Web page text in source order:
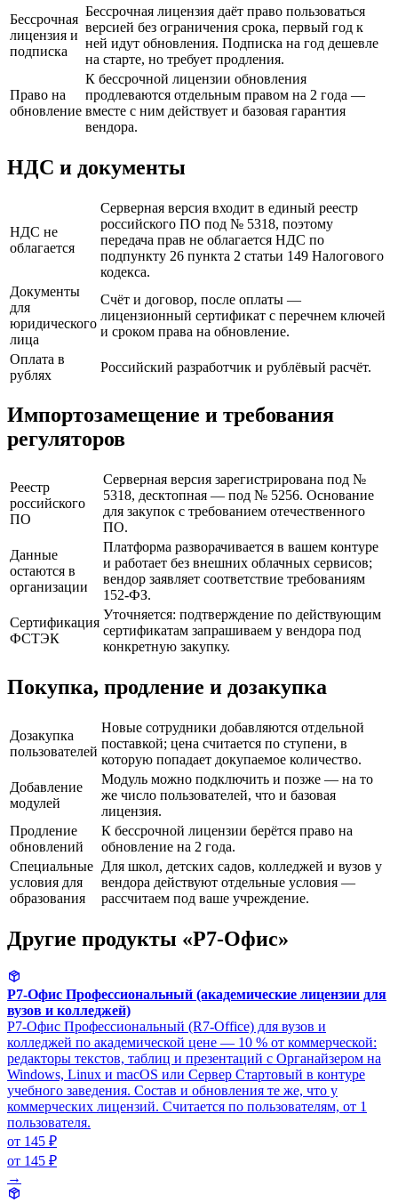
Бессрочная
лицензия и
подписка
Бессрочная лицензия даёт право пользоваться
версией без ограничения срока, первый год к
ней идут обновления. Подписка на год дешевле
на старте, но требует продления.
Право на
обновление
К бессрочной лицензии обновления
продлеваются отдельным правом на 2 года —
вместе с ним действует и базовая гарантия
вендора.
НДС и документы
НДС не
облагается
Серверная версия входит в единый реестр
российского ПО под № 5318, поэтому
передача прав не облагается НДС по
подпункту 26 пункта 2 статьи 149 Налогового
кодекса.
Документы
для
юридического
лица
Счёт и договор, после оплаты —
лицензионный сертификат с перечнем ключей
и сроком права на обновление.
Оплата в
рублях
Российский разработчик и рублёвый расчёт.
Импортозамещение и требования
регуляторов
Реестр
российского
ПО
Серверная версия зарегистрирована под №
5318, десктопная — под № 5256. Основание
для закупок с требованием отечественного
ПО.
Данные
остаются в
организации
Платформа разворачивается в вашем контуре
и работает без внешних облачных сервисов;
вендор заявляет соответствие требованиям
152-ФЗ.
Сертификация
ФСТЭК
Уточняется: подтверждение по действующим
сертификатам запрашиваем у вендора под
конкретную закупку.
Покупка, продление и дозакупка
Дозакупка
пользователей
Новые сотрудники добавляются отдельной
поставкой; цена считается по ступени, в
которую попадает докупаемое количество.
Добавление
модулей
Модуль можно подключить и позже — на то
же число пользователей, что и базовая
лицензия.
Продление
обновлений
К бессрочной лицензии берётся право на
обновление на 2 года.
Специальные
условия для
образования
Для школ, детских садов, колледжей и вузов у
вендора действуют отдельные условия —
рассчитаем под ваше учреждение.
Другие продукты «Р7-Офис»
Р7-Офис Профессиональный (академические лицензии для
вузов и колледжей)
Р7-Офис Профессиональный (R7-Office) для вузов и
колледжей по академической цене — 10 % от коммерческой:
редакторы текстов, таблиц и презентаций с Органайзером на
Windows, Linux и macOS или Сервер Стартовый в контуре
учебного заведения. Состав и обновления те же, что у
коммерческих лицензий. Считается по пользователям, от 1
пользователя.
от 145 ₽
от 145 ₽
→